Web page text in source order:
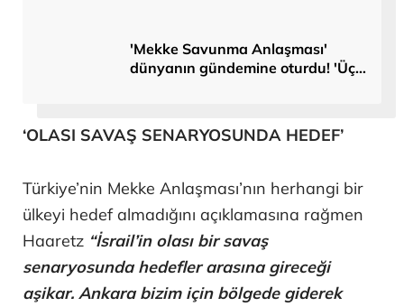
'Mekke Savunma Anlaşması'
dünyanın gündemine oturdu! 'Üç
‘OLASI SAVAŞ SENARYOSUNDA HEDEF’
Türkiye’nin Mekke Anlaşması’nın herhangi bir
ülkeyi hedef almadığını açıklamasına rağmen
Haaretz “İsrail’in olası bir savaş
senaryosunda hedefler arasına gireceği
aşikar. Ankara bizim için bölgede giderek